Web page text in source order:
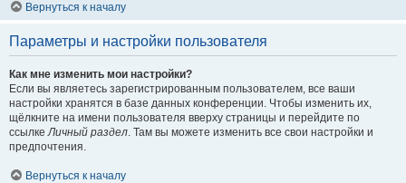
Вернуться к началу
Параметры и настройки пользователя
Как мне изменить мои настройки?
Если вы являетесь зарегистрированным пользователем, все ваши
настройки хранятся в базе данных конференции. Чтобы изменить их,
щёлкните на имени пользователя вверху страницы и перейдите по
ссылкеЛичный раздел. Там вы можете изменить все свои настройки и
предпочтения.
Вернуться к началу